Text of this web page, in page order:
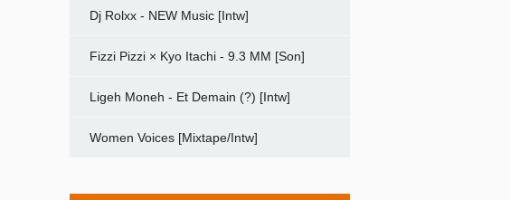
Dj Rolxx - NEW Music [Intw]
Fizzi Pizzi × Kyo Itachi - 9.3 MM [Son]
Ligeh Moneh - Et Demain (?) [Intw]
Women Voices [Mixtape/Intw]